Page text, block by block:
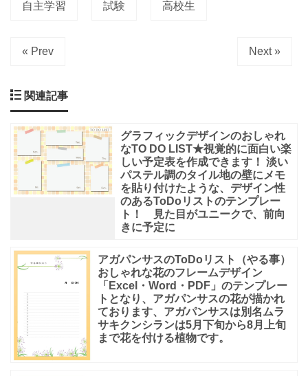
自主学習 試験 高校生
« Prev Next »
関連記事
グラフィックデザインのおしゃれ
なTO DO LIST★視覚的に面白い楽
しい予定表を作成できます！ 淡い
パステル調のタイル地の壁にメモ
を貼り付けたような、デザイン性
のあるToDoリストのテンプレー
ト！ 見た目がユニークで、前向
きに予定に
アガパンサスのToDoリスト（やる事）
おしゃれな花のフレームデザイン
「Excel・Word・PDF」のテンプレー
トとなり、アガパンサスの花が描かれ
ております、アガパンサスは別名ムラ
サキクンシランは5月下旬から8月上旬
まで花を付ける植物です。